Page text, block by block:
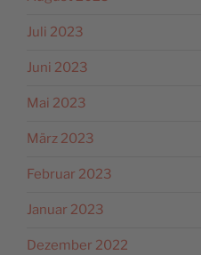
Juli 2023
Juni 2023
Mai 2023
März 2023
Februar 2023
Januar 2023
Dezember 2022